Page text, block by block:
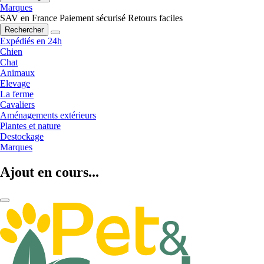
Marques
SAV en France Paiement sécurisé Retours faciles
Rechercher
Expédiés en 24h
Chien
Chat
Animaux
Elevage
La ferme
Cavaliers
Aménagements extérieurs
Plantes et nature
Destockage
Marques
Ajout en cours...